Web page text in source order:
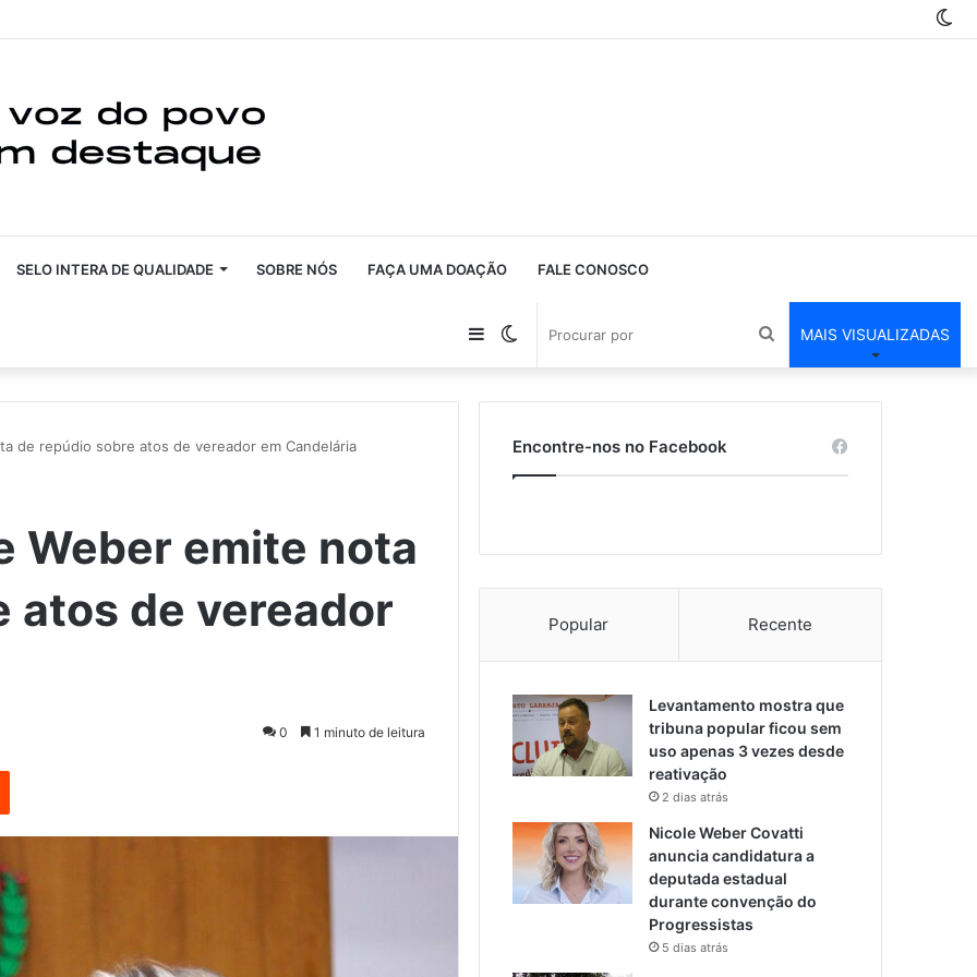
SELO INTERA DE QUALIDADE SOBRE NÓS FAÇA UMA DOAÇÃO FALE CONOSCO
MAIS VISUALIZADAS
Procurar
por
Switch
skin
Barra
Lateral
de repúdio sobre atos de vereador em Candelária
Weber emite nota
atos de vereador
0 1 minuto de leitura
Reddit
Encontre-nos no Facebook
Popular Recente
Levantamento mostra que
tribuna popular ficou sem
uso apenas 3 vezes desde
reativação
2 dias atrás
Nicole Weber Covatti
anuncia candidatura a
deputada estadual
durante convenção do
Progressistas
5 dias atrás